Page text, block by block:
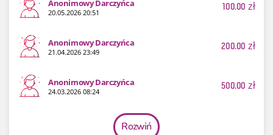
Anonimowy Darczyńca
20.05.2026 20:51 100.00 zł
Anonimowy Darczyńca
21.04.2026 23:49 200.00 zł
Anonimowy Darczyńca
24.03.2026 08:24 500.00 zł
Rozwiń